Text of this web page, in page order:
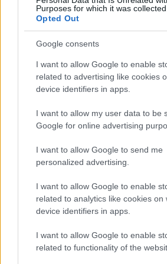
Purposes for which it was collected.
Opted Out
Google consents
I want to allow Google to enable
related to advertising like cookies
device identifiers in apps.
I want to allow my user data to be
Google for online advertising
I want to allow Google to send me
personalized advertising.
I want to allow Google to enable
related to analytics like cookies on
device identifiers in apps.
I want to allow Google to enable
related to functionality of the
A Tisza Párt Dr. Baka Andrást jelöli
Óriási, több mint két méteres harcsát
Hétfőn kezdik, csütörtökön végeznek –
fennakadásokra és pótlóbuszos
Visszaszámlálás indul: -1, 0, Sziget!
Magyarország jobban látszik közelről –
független helyi sajtóból
Már magasabb szinten is nyomoznak
büntetőügyében, vesztegetés miatt 3
ez csak az egyik botrány
Problémák egész Jász-Nagykun-
több otthoni kútból fogy ki a víz